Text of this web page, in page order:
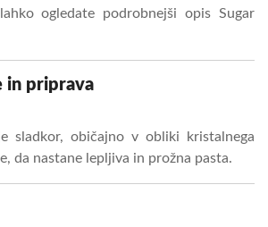
ogledate podrobnejši opis Sugar
in priprava
sladkor, običajno v obliki kristalnega
da nastane lepljiva in prožna pasta.